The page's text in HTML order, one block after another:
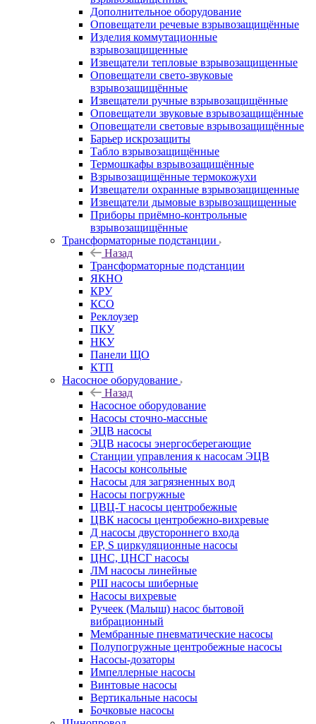
Дополнительное оборудование
Оповещатели речевые взрывозащищённые
Изделия коммутационные
взрывозащищенные
Извещатели тепловые взрывозащищенные
Оповещатели свето-звуковые
взрывозащищённые
Извещатели ручные взрывозащищённые
Оповещатели звуковые взрывозащищённые
Оповещатели световые взрывозащищённые
Барьер искрозащиты
Табло взрывозащищённые
Термошкафы взрывозащищённые
Взрывозащищённые термокожухи
Извещатели охранные взрывозащищенные
Извещатели дымовые взрывозащищенные
Приборы приёмно-контрольные
взрывозащищённые
Трансформаторные подстанции
Назад
Трансформаторные подстанции
ЯКНО
КРУ
КСО
Реклоузер
ПКУ
НКУ
Панели ЩО
КТП
Насосное оборудование
Назад
Насосное оборудование
Насосы сточно-массные
ЭЦВ насосы
ЭЦВ насосы энергосберегающие
Станции управления к насосам ЭЦВ
Насосы консольные
Насосы для загрязненных вод
Насосы погружные
ЦВЦ-Т насосы центробежные
ЦВК насосы центробежно-вихревые
Д насосы двустороннего входа
EP, S циркуляционные насосы
ЦНС, ЦНСГ насосы
ЛМ насосы линейные
РШ насосы шиберные
Насосы вихревые
Ручеек (Малыш) насос бытовой
вибрационный
Мембранные пневматические насосы
Полупогружные центробежные насосы
Насосы-дозаторы
Импеллерные насосы
Винтовые насосы
Вертикальные насосы
Бочковые насосы